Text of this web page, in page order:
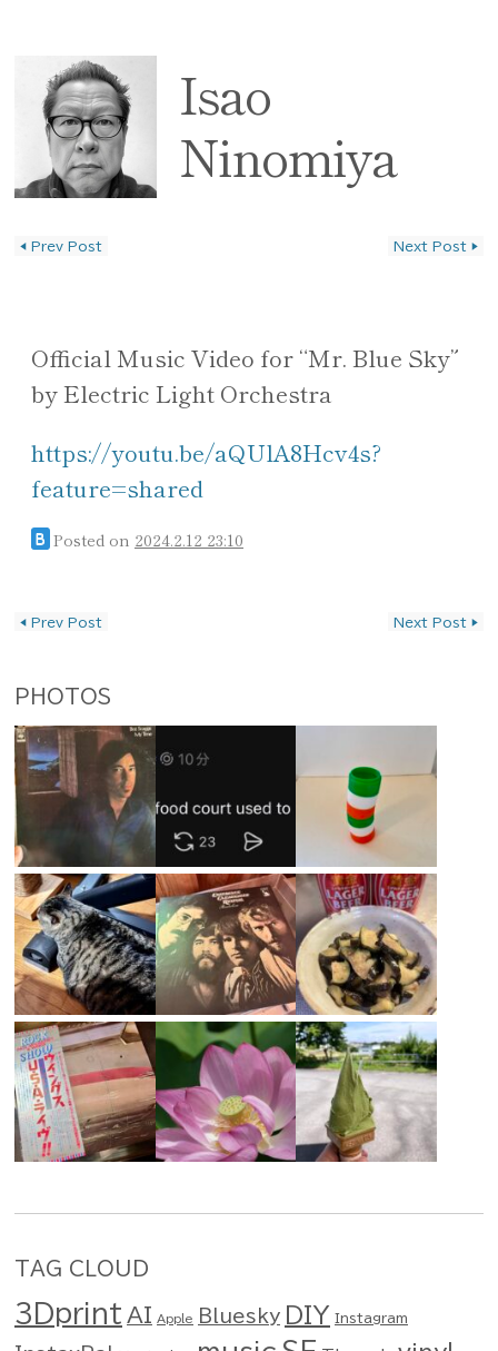
Isao
Ninomiya
◀ Prev Post Next Post ▶
Official Music Video for “Mr. Blue Sky”
by Electric Light Orchestra
https://youtu.be/aQUlA8Hcv4s?
feature=shared
B Posted on 2024.2.12 23:10
◀ Prev Post Next Post ▶
PHOTOS
TAG CLOUD
3Dprint AI Apple Bluesky DIY Instagram